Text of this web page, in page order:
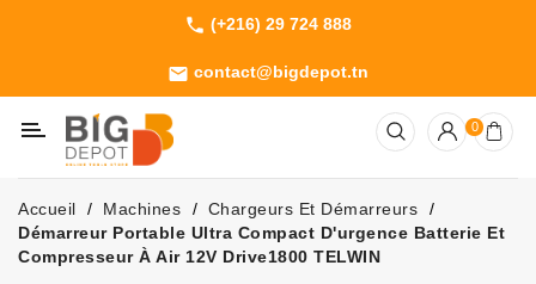
phone (+216) 29 724 888
email contact@bigdepot.tn
Machines
Outillage
Jardinage
Consommables
0
Accueil Machines
Chargeurs Et Démarreurs
Démarreur Portable Ultra Compact D'urgence Batterie Et
Compresseur À Air 12V Drive1800 TELWIN